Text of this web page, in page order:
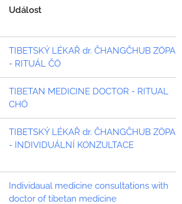
Událost
TIBETSKÝ LÉKAŘ dr. ČHANGČHUB ZÖPA
- RITUÁL ČÖ
TIBETAN MEDICINE DOCTOR - RITUAL
CHÖ
TIBETSKÝ LÉKAŘ dr. ČHANGČHUB ZÖPA
- INDIVIDUÁLNÍ KONZULTACE
Individaual medicine consultations with
doctor of tibetan medicine